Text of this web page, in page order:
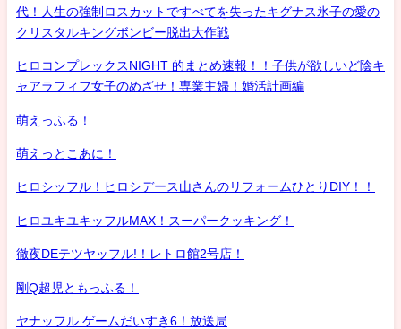
代！人生の強制ロスカットですべてを失ったキグナス氷子の愛の
クリスタルキングボンビー脱出大作戦
ヒロコンプレックスNIGHT 的まとめ速報！！子供が欲しいど陰キ
ャアラフィフ女子のめざせ！専業主婦！婚活計画編
萌えっふる！
萌えっとこあに！
ヒロシッフル！ヒロシデース山さんのリフォームひとりDIY！！
ヒロユキユキッフルMAX！スーパークッキング！
徹夜DEテツヤッフル!！レトロ館2号店！
剛Q超児ともっふる！
ヤナッフル ゲームだいすき6！放送局